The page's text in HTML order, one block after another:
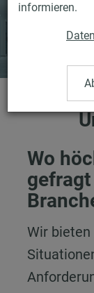
informieren.
Wo
Wir